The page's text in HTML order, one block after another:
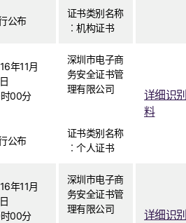
证书类别名称
︰机构证书
公布
年11月
00分
深圳市电子商
务安全证书管
理有限公司
证书类别名称
︰个人证书
详细识
料
公布
年11月
00分
深圳市电子商
务安全证书管
理有限公司
详细识